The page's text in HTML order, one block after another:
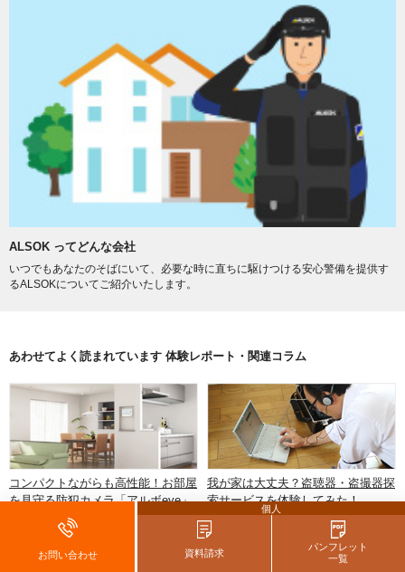
ALSOK ってどんな会社
いつでもあなたのそばにいて、必要な時に直ちに駆けつける安心警備を提供す
るALSOKについてご紹介いたします。
あわせてよく読まれています 体験レポート・関連コラム
コンパクトながらも高性能！お部屋
を見守る防犯カメラ「アルボeye」
を使ってみた
我が家は大丈夫？盗聴器・盗撮器探
索サービスを体験してみた！
お問い合わせ
個人
資料請求
パンフレット
一覧